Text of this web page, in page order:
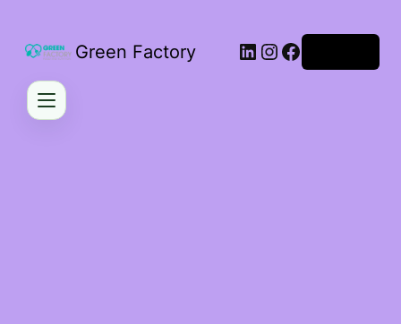
Green Factory LinkedIn
Instagram
Facebook